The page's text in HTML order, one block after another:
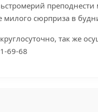
милого сюрприза в
так же
69-68